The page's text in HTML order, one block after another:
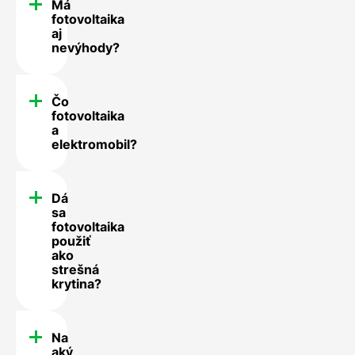
Má
fotovoltaika
aj
nevýhody?
Čo
fotovoltaika
a
elektromobil?
Dá
sa
fotovoltaika
použiť
ako
strešná
krytina?
Na
aký